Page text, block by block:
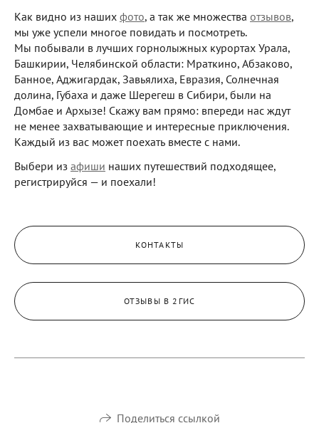
Как видно из наших фото, а так же множества отзывов,
мы уже успели многое повидать и посмотреть.
Мы побывали в лучших горнолыжных курортах Урала,
Башкирии, Челябинской области: Мраткино, Абзаково,
Банное, Аджигардак, Завьялиха, Евразия, Солнечная
долина, Губаха и даже Шерегеш в Сибири, были на
Домбае и Архызе! Скажу вам прямо: впереди нас ждут
не менее захватывающие и интересные приключения.
Каждый из вас может поехать вместе с нами.
Выбери из афиши наших путешествий подходящее,
регистрируйся — и поехали!
КОНТАКТЫ
ОТЗЫВЫ В 2ГИС
Поделиться ссылкой